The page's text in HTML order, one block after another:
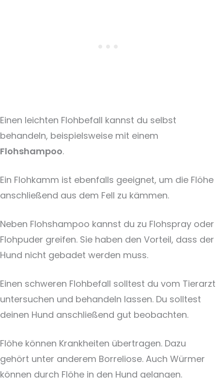
Einen leichten Flohbefall kannst du selbst
behandeln, beispielsweise mit einem
Flohshampoo.
Ein Flohkamm ist ebenfalls geeignet, um die Flöhe
anschließend aus dem Fell zu kämmen.
Neben Flohshampoo kannst du zu Flohspray oder
Flohpuder greifen. Sie haben den Vorteil, dass der
Hund nicht gebadet werden muss.
Einen schweren Flohbefall solltest du vom Tierarzt
untersuchen und behandeln lassen. Du solltest
deinen Hund anschließend gut beobachten.
Flöhe können Krankheiten übertragen. Dazu
gehört unter anderem Borreliose. Auch Würmer
können durch Flöhe in den Hund gelangen.